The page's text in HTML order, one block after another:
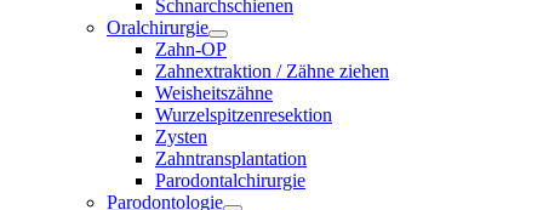
Schnarchschienen
Oralchirurgie
Zahn-OP
Zahnextraktion / Zähne ziehen
Weisheitszähne
Wurzelspitzenresektion
Zysten
Zahntransplantation
Parodontalchirurgie
Parodontologie